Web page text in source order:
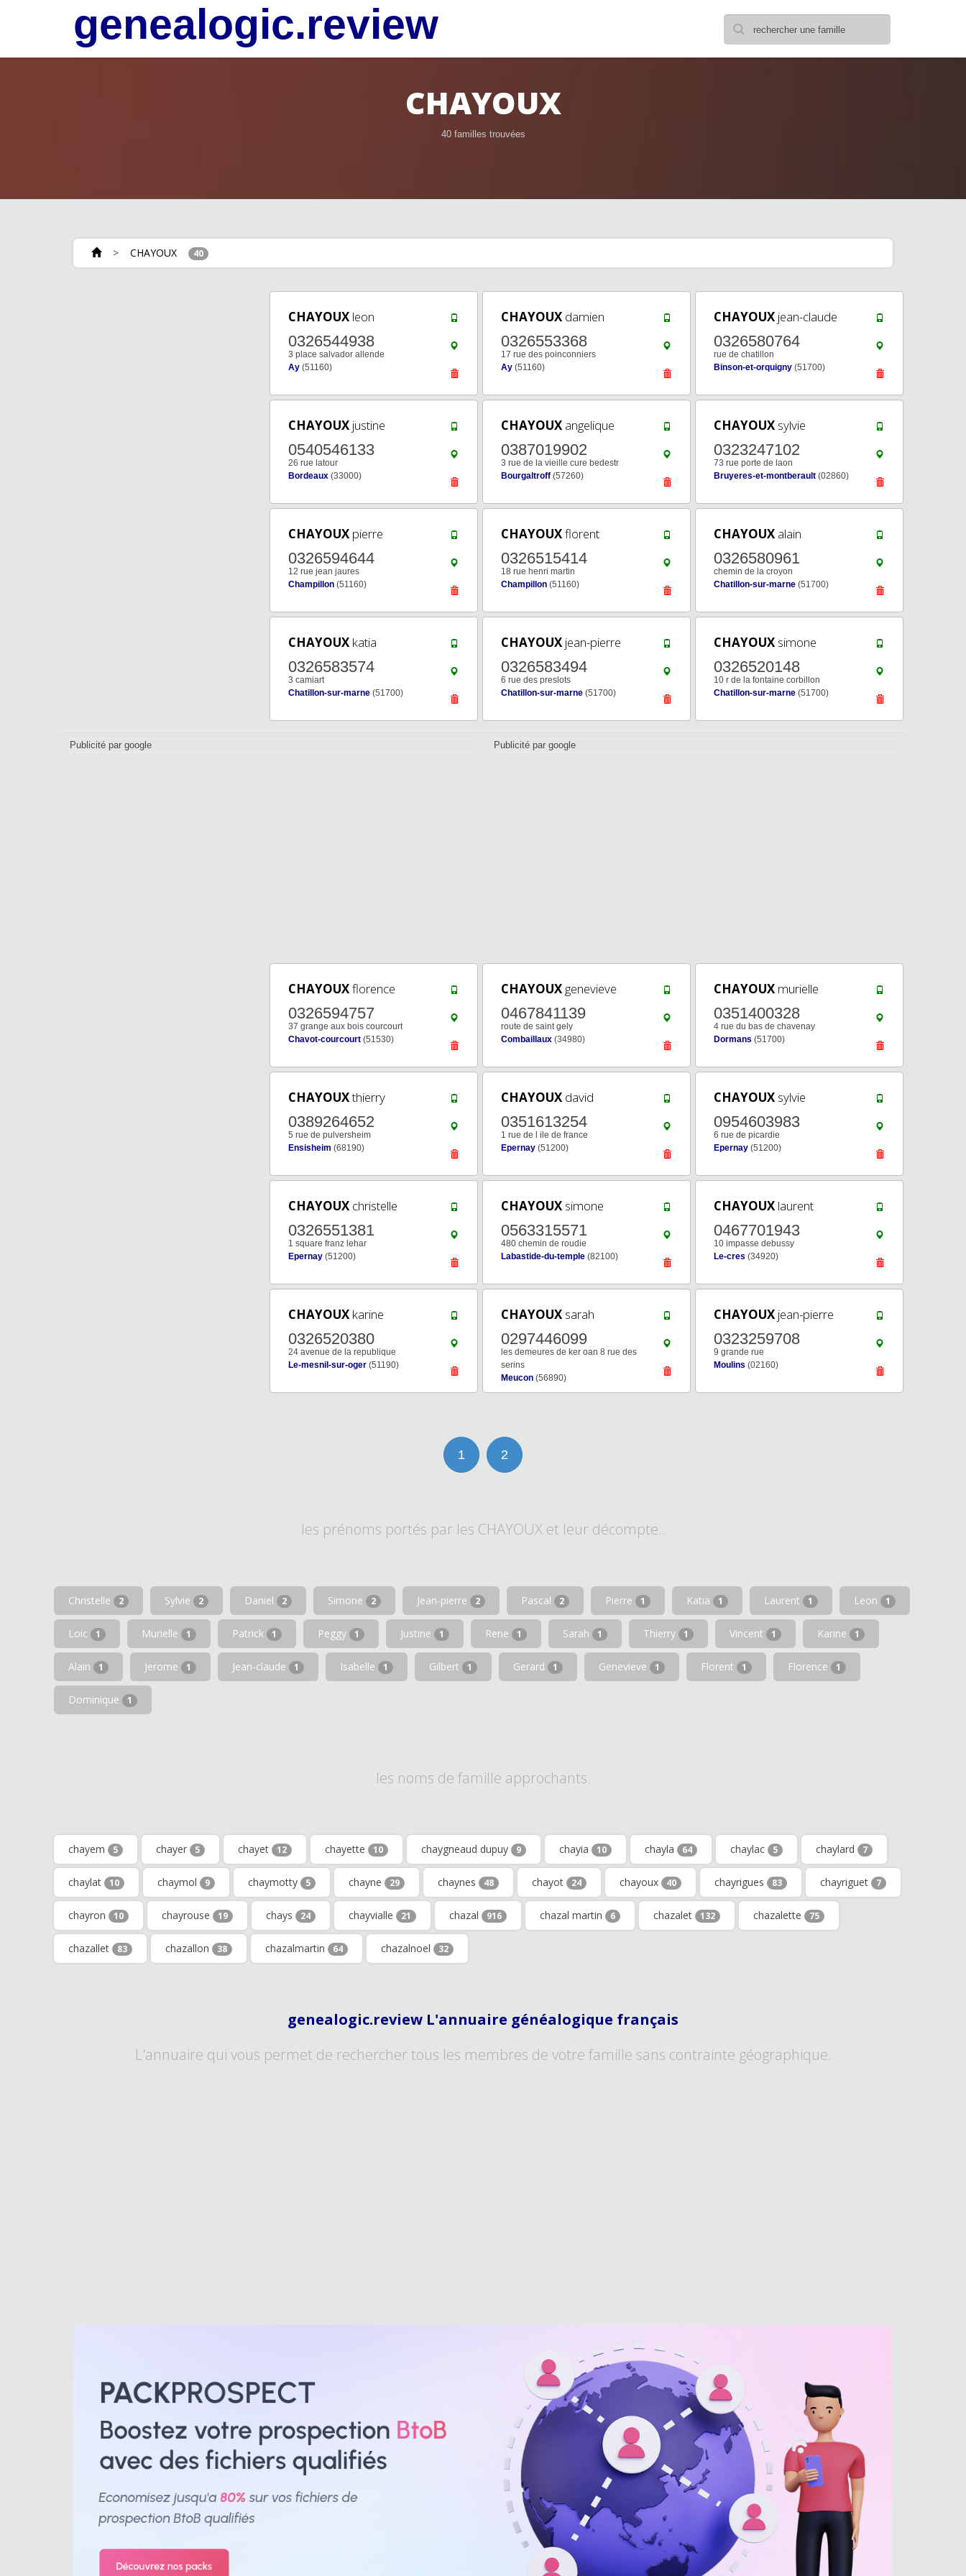
genealogic.review
CHAYOUX
40 familles trouvées
> CHAYOUX 40
CHAYOUX leon
0326544938
3 place salvador allende
Ay (51160)
CHAYOUX damien
0326553368
17 rue des poinconniers
Ay (51160)
CHAYOUX jean-claude
0326580764
rue de chatillon
Binson-et-orquigny (51700)
CHAYOUX justine
0540546133
26 rue latour
Bordeaux (33000)
CHAYOUX angelique
0387019902
3 rue de la vieille cure bedestr
Bourgaltroff (57260)
CHAYOUX sylvie
0323247102
73 rue porte de laon
Bruyeres-et-montberault (02860)
CHAYOUX pierre
0326594644
12 rue jean jaures
Champillon (51160)
CHAYOUXflorent
0326515414
18 rue henri martin
Champillon (51160)
CHAYOUX alain
0326580961
chemin de la croyon
Chatillon-sur-marne (51700)
CHAYOUX katia
0326583574
3 camiart
Chatillon-sur-marne (51700)
CHAYOUX jean-pierre
0326583494
6 rue des preslots
Chatillon-sur-marne (51700)
CHAYOUX simone
0326520148
10 r de la fontaine corbillon
Chatillon-sur-marne (51700)
Publicité par google Publicité par google
CHAYOUXflorence
0326594757
37 grange aux bois courcourt
Chavot-courcourt (51530)
CHAYOUX genevieve
0467841139
route de saint gely
Combaillaux (34980)
CHAYOUX murielle
0351400328
4 rue du bas de chavenay
Dormans (51700)
CHAYOUXthierry
0389264652
5 rue de pulversheim
Ensisheim (68190)
CHAYOUX david
0351613254
1 rue de l ile de france
Epernay (51200)
CHAYOUX sylvie
0954603983
6 rue de picardie
Epernay (51200)
CHAYOUX christelle
0326551381
1 square franz lehar
Epernay (51200)
CHAYOUX simone
0563315571
480 chemin de roudie
Labastide-du-temple (82100)
CHAYOUX laurent
0467701943
10 impasse debussy
Le-cres (34920)
CHAYOUX karine
0326520380
24 avenue de la republique
Le-mesnil-sur-oger (51190)
CHAYOUX sarah
0297446099
les demeures de ker oan 8 rue des
serins
Meucon (56890)
CHAYOUX jean-pierre
0323259708
9 grande rue
Moulins (02160)
1 2
les prénoms portés par les CHAYOUX et leur décompte..
Christelle 2 Sylvie 2 Daniel 2 Simone 2 Jean-pierre 2 Pascal 2 Pierre 1 Katia 1 Laurent 1 Leon 1
Loic 1 Murielle 1 Patrick 1 Peggy 1 Justine 1 Rene 1 Sarah 1 Thierry 1 Vincent 1 Karine 1
Alain 1 Jerome 1 Jean-claude 1 Isabelle 1 Gilbert 1 Gerard 1 Genevieve 1 Florent 1 Florence 1
Dominique 1
les noms de famille approchants.
chayem 5 chayer 5 chayet 12 chayette 10 chaygneaud dupuy 9 chayia 10 chayla 64 chaylac 5 chaylard 7
chaylat 10 chaymol 9 chaymotty 5 chayne 29 chaynes 48 chayot 24 chayoux 40 chayrigues 83 chayriguet 7
chayron 10 chayrouse 19 chays 24 chayvialle 21 chazal 916 chazal martin 6 chazalet 132 chazalette 75
chazallet 83 chazallon 38 chazalmartin 64 chazalnoel 32
genealogic.review L'annuaire généalogique français
L'annuaire qui vous permet de rechercher tous les membres de votre famille sans contrainte géographique.